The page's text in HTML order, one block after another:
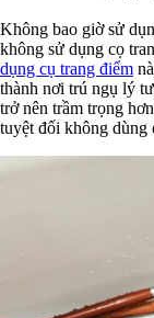
Không bao giờ sử
không sử dụng cọ
dụng cụ trang điểm
thành nơi trú ngụ lý
trở nên trầm trọng
tuyệt đối không dùng